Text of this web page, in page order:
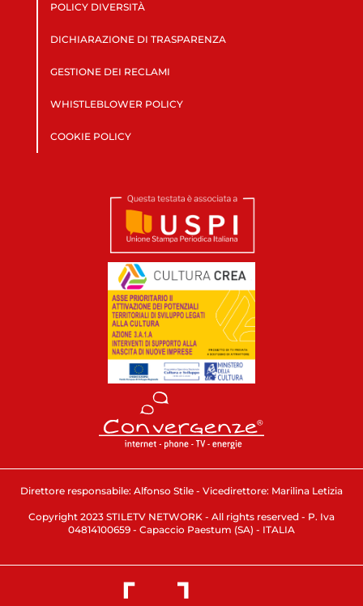
POLICY DIVERSITÀ
DICHIARAZIONE DI TRASPARENZA
GESTIONE DEI RECLAMI
WHISTLEBLOWER POLICY
COOKIE POLICY
Direttore responsabile: Alfonso Stile - Vicedirettore: Marilina Letizia
Copyright 2023 STILETV NETWORK - All rights reserved - P. Iva
04814100659 - Capaccio Paestum (SA) - ITALIA